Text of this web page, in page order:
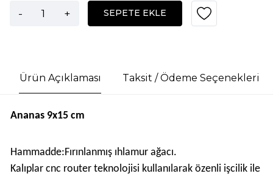
- + SEPETE EKLE
Ürün Açıklaması Taksit / Ödeme Seçenekleri
Ananas 9x15 cm
Hammadde:Fırınlanmış ıhlamur ağacı.
Kalıplar cnc router teknolojisi kullanılarak özenli işcilik ile